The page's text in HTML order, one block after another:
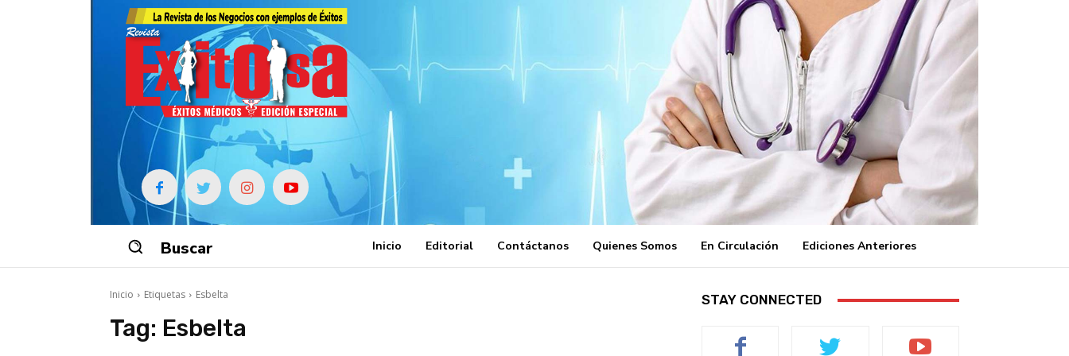
Buscar Inicio Editorial Contáctanos Quienes Somos En Circulación Ediciones Anteriores
Inicio Etiquetas Esbelta
Tag: Esbelta
STAY CONNECTED